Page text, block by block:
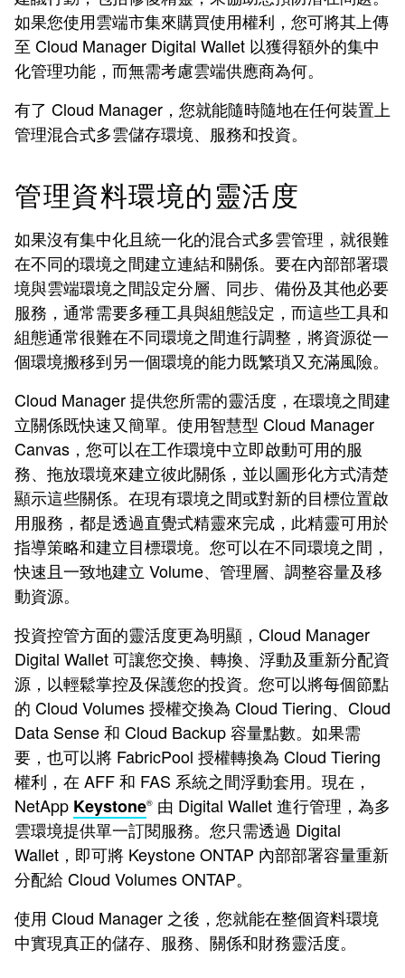
如果您使用雲端市集來購買使用權利，您可將其上傳
至 Cloud Manager Digital Wallet 以獲得額外的集中
化管理功能，而無需考慮雲端供應商為何。
有了 Cloud Manager，您就能隨時隨地在任何裝置上
管理混合式多雲儲存環境、服務和投資。
管理資料環境的靈活度
如果沒有集中化且統一化的混合式多雲管理，就很難
在不同的環境之間建立連結和關係。要在內部部署環
境與雲端環境之間設定分層、同步、備份及其他必要
服務，通常需要多種工具與組態設定，而這些工具和
組態通常很難在不同環境之間進行調整，將資源從一
個環境搬移到另一個環境的能力既繁瑣又充滿風險。
Cloud Manager 提供您所需的靈活度，在環境之間建
立關係既快速又簡單。使用智慧型 Cloud Manager
Canvas，您可以在工作環境中立即啟動可用的服
務、拖放環境來建立彼此關係，並以圖形化方式清楚
顯示這些關係。在現有環境之間或對新的目標位置啟
用服務，都是透過直覺式精靈來完成，此精靈可用於
指導策略和建立目標環境。您可以在不同環境之間，
快速且一致地建立 Volume、管理層、調整容量及移
動資源。
投資控管方面的靈活度更為明顯，Cloud Manager
Digital Wallet 可讓您交換、轉換、浮動及重新分配資
源，以輕鬆掌控及保護您的投資。您可以將每個節點
的 Cloud Volumes 授權交換為 Cloud Tiering、Cloud
Data Sense 和 Cloud Backup 容量點數。如果需
要，也可以將 FabricPool 授權轉換為 Cloud Tiering
權利，在 AFF 和 FAS 系統之間浮動套用。現在，
NetApp Keystone® 由 Digital Wallet 進行管理，為多
雲環境提供單一訂閱服務。您只需透過 Digital
Wallet，即可將 Keystone ONTAP 內部部署容量重新
分配給 Cloud Volumes ONTAP。
使用 Cloud Manager 之後，您就能在整個資料環境
中實現真正的儲存、服務、關係和財務靈活度。